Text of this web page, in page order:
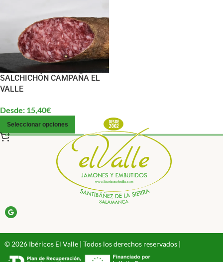
SALCHICHÓN CAMPAÑA EL
VALLE
Desde: 15,40€
Seleccionar opciones
© 2026 Ibéricos El Valle | Todos los derechos reservados |